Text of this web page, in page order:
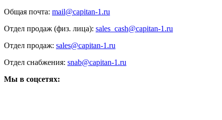
Общая почта: mail@capitan-1.ru
Отдел продаж (физ. лица): sales_cash@capitan-1.ru
Отдел продаж: sales@capitan-1.ru
Отдел снабжения: snab@capitan-1.ru
Мы в соцсетях: